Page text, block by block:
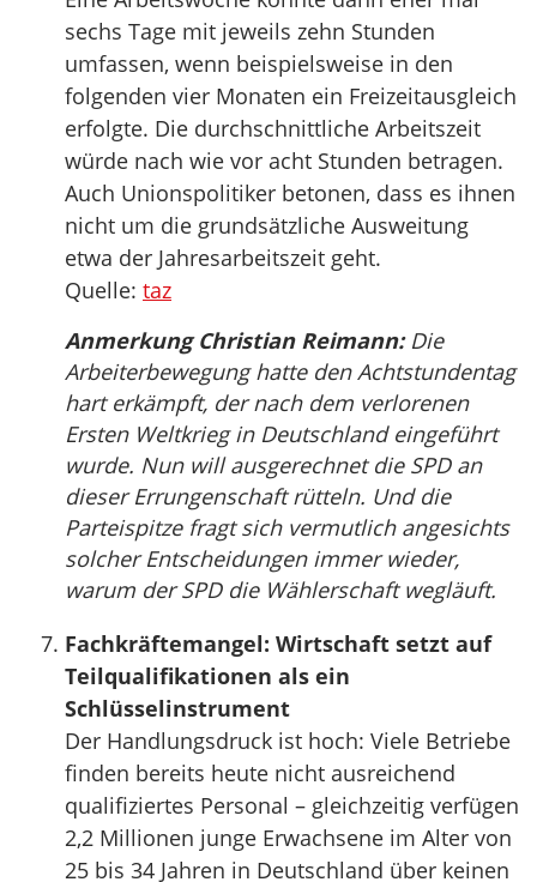
sechs Tage mit jeweils zehn Stunden
umfassen, wenn beispielsweise in den
folgenden vier Monaten ein Freizeitausgleich
erfolgte. Die durchschnittliche Arbeitszeit
würde nach wie vor acht Stunden betragen.
Auch Unionspolitiker betonen, dass es ihnen
nicht um die grundsätzliche Ausweitung
etwa der Jahresarbeitszeit geht.
Quelle: taz
Anmerkung Christian Reimann:Die
Arbeiterbewegung hatte den Achtstundentag
hart erkämpft, der nach dem verlorenen
Ersten Weltkrieg in Deutschland eingeführt
wurde. Nun will ausgerechnet die SPD an
dieser Errungenschaft rütteln. Und die
Parteispitze fragt sich vermutlich angesichts
solcher Entscheidungen immer wieder,
warum der SPD die Wählerschaft wegläuft.
Fachkräftemangel: Wirtschaft setzt auf
Teilqualifikationen als ein
Schlüsselinstrument
Der Handlungsdruck ist hoch: Viele Betriebe
finden bereits heute nicht ausreichend
qualifiziertes Personal – gleichzeitig verfügen
2,2 Millionen junge Erwachsene im Alter von
25 bis 34 Jahren in Deutschland über keinen